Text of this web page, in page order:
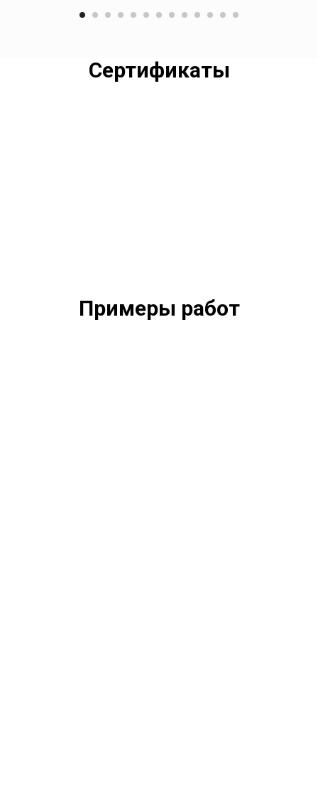
Сертификаты
Примеры работ